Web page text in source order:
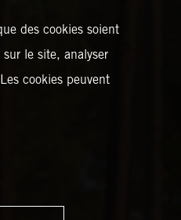
des cookies soient
le site, analyser
cookies peuvent